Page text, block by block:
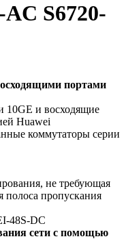
S6720-
портами
10GE и восходящие
Huawei
коммутаторы серии
не требующая
полоса пропускания
сети с помощью